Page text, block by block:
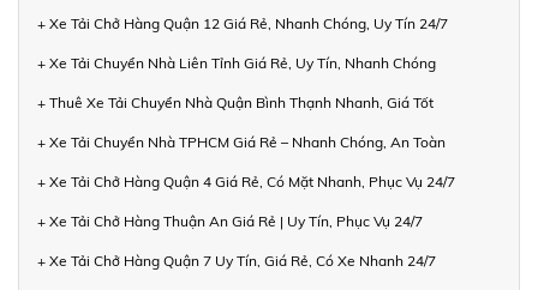
+ Xe Tải Chở Hàng Quận 12 Giá Rẻ, Nhanh Chóng, Uy Tín 24/7
+ Xe Tải Chuyển Nhà Liên Tỉnh Giá Rẻ, Uy Tín, Nhanh Chóng
+ Thuê Xe Tải Chuyển Nhà Quận Bình Thạnh Nhanh, Giá Tốt
+ Xe Tải Chuyển Nhà TPHCM Giá Rẻ – Nhanh Chóng, An Toàn
+ Xe Tải Chở Hàng Quận 4 Giá Rẻ, Có Mặt Nhanh, Phục Vụ 24/7
+ Xe Tải Chở Hàng Thuận An Giá Rẻ | Uy Tín, Phục Vụ 24/7
+ Xe Tải Chở Hàng Quận 7 Uy Tín, Giá Rẻ, Có Xe Nhanh 24/7